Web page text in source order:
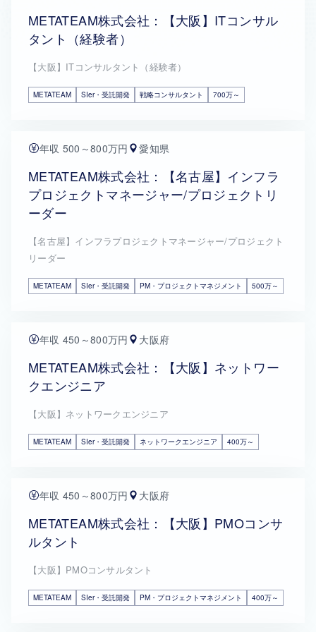
METATEAM株式会社：【大阪】ITコンサル
タント（経験者）
【大阪】ITコンサルタント（経験者）
METATEAM SIer・受託開発 戦略コンサルタント 700万～
年収 500～800万円 愛知県
METATEAM株式会社：【名古屋】インフラ
プロジェクトマネージャー/プロジェクトリ
ーダー
【名古屋】インフラプロジェクトマネージャー/プロジェクト
リーダー
METATEAM SIer・受託開発 PM・プロジェクトマネジメント 500万～
年収 450～800万円 大阪府
METATEAM株式会社：【大阪】ネットワー
クエンジニア
【大阪】ネットワークエンジニア
METATEAM SIer・受託開発 ネットワークエンジニア 400万～
年収 450～800万円 大阪府
METATEAM株式会社：【大阪】PMOコンサ
ルタント
【大阪】PMOコンサルタント
METATEAM SIer・受託開発 PM・プロジェクトマネジメント 400万～